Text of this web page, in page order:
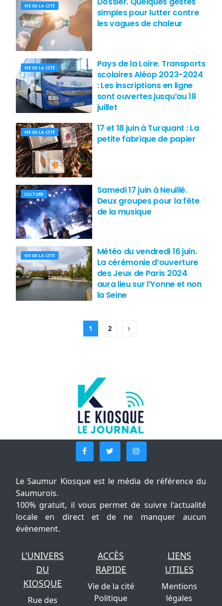
VIE DE LA CITÉ
simples pour lutter contre
les vagues de chaleur
VIE DE LA CITÉ
Pays de la Loire. Transports
scolaires Aléop 2023-2024
: Les inscriptions en ligne
sont ouvertes jusqu’au 18
juillet
VIE DE LA CITÉ
17 et 18 juin à Turquant : La
petite fabrique de papier
CULTURE
Samedi 17 juin à Neuillé.
Deux groupes pour la fête
de la musique
VIE DE LA CITÉ
Météo du vendredi 16 juin.
La cérémonie d’ouverture
des Jeux de Paris 2024
aura lieu sur l’Yonne et non
la Seine
1 2
Le Saumur Kiosque est le média de référence du
Saumurois.
100% gratuit, il vous permet de suivre l'actualité
locale en direct et de ne manquer aucun
évènement.
L'UNIVERS
DU
KIOSQUE
Rue des
ACCÈS
RAPIDE
Vie de la cité
Politique
LIENS
UTILES
Mentions
légales